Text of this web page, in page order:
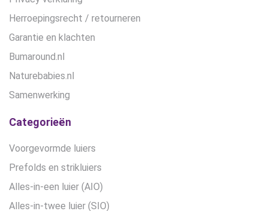
Herroepingsrecht / retourneren
Garantie en klachten
Bumaround.nl
Naturebabies.nl
Samenwerking
Categorieën
Voorgevormde luiers
Prefolds en strikluiers
Alles-in-een luier (AIO)
Alles-in-twee luier (SIO)